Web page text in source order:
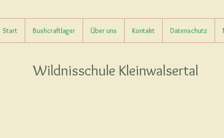
Start Bushcraftlager Über uns Kontakt Datenschutz
Wildnisschule Kleinwalsertal